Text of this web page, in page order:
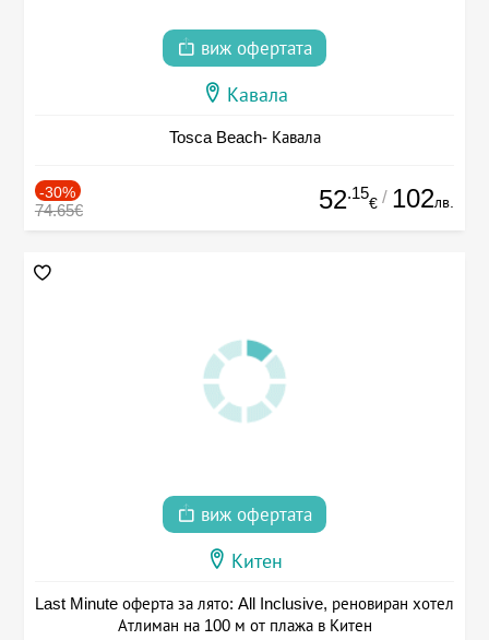
виж офертата
Кавала
Tosca Beach- Кавала
-30%
74.65€ 52.15
€ / 102лв.
виж офертата
Китен
Last Minute оферта за лято: All Inclusive, реновиран хотел
Атлиман на 100 м от плажа в Китен